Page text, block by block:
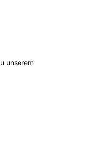
unserem